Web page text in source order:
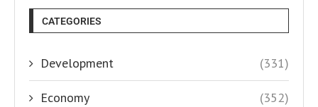
CATEGORIES
Development (331)
Economy (352)